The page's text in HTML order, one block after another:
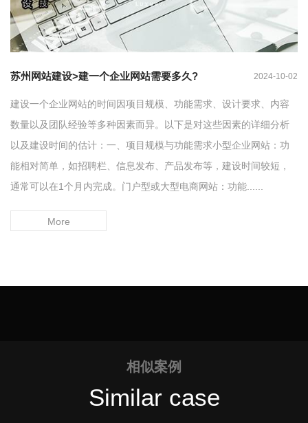
苏州网站建设>建一个企业网站需要多久? 2024-10-02
建设一个企业网站的时间因项目规模、功能需求、设计要求、内容
数量以及团队经验等多种因素而异。以下是对这些因素的详细分析
以及建设时间的估计：一、项目规模与功能需求小型企业网站：功
能相对简单，如招聘栏、信息发布、产品发布等，建设时间较短，
通常可以在1个月内完成。门户型或大型电商网站：功能......
More
相似案例
Similar case